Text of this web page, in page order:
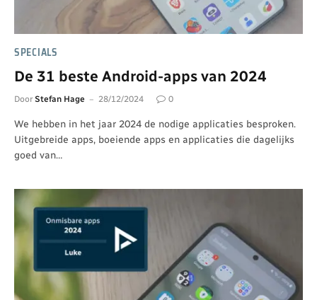
SPECIALS
De 31 beste Android-apps van 2024
Door Stefan Hage 28/12/2024 0
We hebben in het jaar 2024 de nodige applicaties besproken.
Uitgebreide apps, boeiende apps en applicaties die dagelijks
goed van…